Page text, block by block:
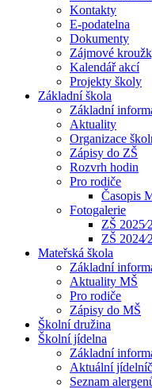
Kontakty
E-podatelna
Dokumenty
Zájmové
Kalendář akcí
Projekty školy
Základní škola
Základní
Aktuality
Organizace
Zápisy do ZŠ
Rozvrh hodin
Pro rodiče
Časopis
Fotogalerie
ZŠ
ZŠ
Mateřská škola
Základní
Aktuality MŠ
Pro rodiče
Zápisy do MŠ
Školní družina
Školní jídelna
Základní
Aktuální
Seznam